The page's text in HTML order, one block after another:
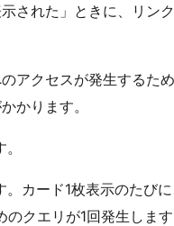
された」ときに、リン
アクセスが発生するた
かります。
カード1枚表示のたび
クエリが1回発生します